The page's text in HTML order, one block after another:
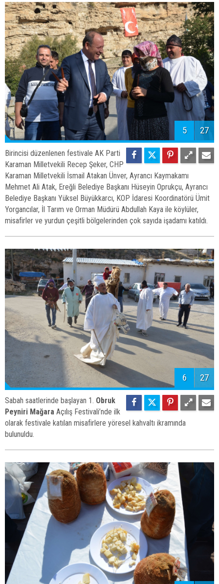
5 27
Birincisi düzenlenen festivale AK Parti
Karaman Milletvekili Recep Şeker, CHP
Karaman Milletvekili İsmail Atakan Ünver, Ayrancı Kaymakamı
Mehmet Ali Atak, Ereğli Belediye Başkanı Hüseyin Oprukçu, Ayrancı
Belediye Başkanı Yüksel Büyükkarcı, KOP İdaresi Koordinatörü Ümit
Yorgancılar, İl Tarım ve Orman Müdürü Abdullah Kaya ile köylüler,
misafirler ve yurdun çeşitli bölgelerinden çok sayıda işadamı katıldı.
6 27
Sabah saatlerinde başlayan 1. Obruk
Peyniri Mağara Açılış Festivali’nde ilk
olarak festivale katılan misafirlere yöresel kahvaltı ikramında
bulunuldu.